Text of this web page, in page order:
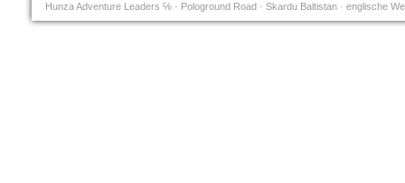
Hunza Adventure Leaders ℅ · Pologround Road · Skardu Baltistan · englische